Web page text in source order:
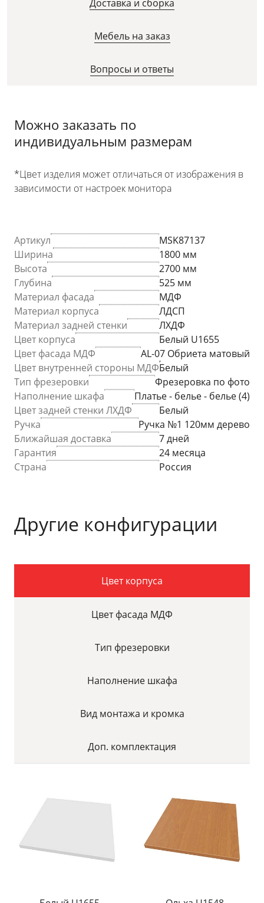
Доставка и сборка
Мебель на заказ
Вопросы и ответы
Можно заказать по
индивидуальным размерам
*Цвет изделия может отличаться от изображения в
зависимости от настроек монитора
Артикул
MSK87137
Ширина
1800 мм
Высота
2700 мм
Глубина
525 мм
Материал фасада
МДФ
Материал корпуса
ЛДСП
Материал задней стенки
ЛХДФ
Цвет корпуса
Белый U1655
Цвет фасада МДФ
AL-07 Обриета матовый
Цвет внутренней стороны МДФБелый
Тип фрезеровки
Фрезеровка по фото
Наполнение шкафа
Платье - белье - белье (4)
Цвет задней стенки ЛХДФ
Белый
Ручка
Ручка №1 120мм дерево
Ближайшая доставка
7 дней
Гарантия
24 месяца
Страна
Россия
Другие конфигурации
Цвет корпуса
Цвет фасада МДФ
Тип фрезеровки
Наполнение шкафа
Вид монтажа и кромка
Доп. комплектация